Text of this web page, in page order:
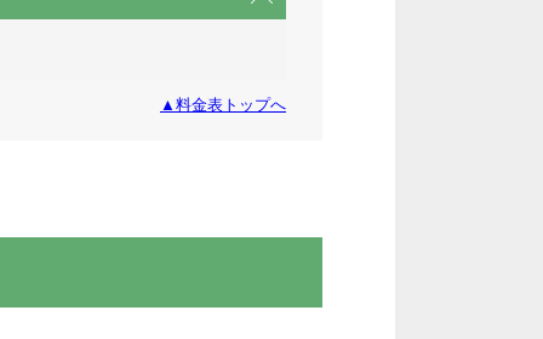
▲料金表トップへ